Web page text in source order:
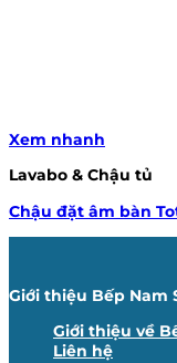
Xem nhanh
Lavabo & Chậu tủ
Chậu đặt âm bàn
Giới thiệu Bếp Nam
Giới thiệu về
Liên hệ